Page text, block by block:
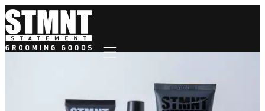
Mobile navigation